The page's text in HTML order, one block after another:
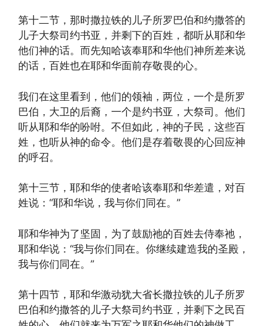
第十二节，那时撒拉铁的儿子所罗巴伯和约撒答的
儿子大祭司约书亚，并剩下的百姓，都听从耶和华
他们神的话。而先知哈该奉耶和华他们神所差来说
的话，百姓也在耶和华面前存敬畏的心。
我们在这里看到，他们的领袖，两位，一个是所罗
巴伯，大卫的后裔，一个是约书亚，大祭司。他们
听从耶和华的吩咐。不但如此，神的子民，这些百
姓，也听从神的命令。他们是存着敬畏的心回应神
的呼召。
第十三节，耶和华的使者哈该奉耶和华差遣，对百
姓说：“耶和华说，我与你们同在。”
耶和华神为了坚固，为了鼓励祂的百姓去侍奉祂，
耶和华说：“我与你们同在。你继续建造我的圣殿，
我与你们同在。”
第十四节，耶和华激动犹大省长撒拉铁的儿子所罗
巴伯和约撒答的儿子大祭司约书亚，并剩下之民百